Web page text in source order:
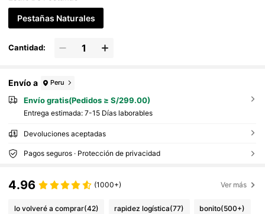
Pestañas Naturales
Cantidad:
Envío a Peru
Envío gratis(Pedidos ≥ S/299.00)
Entrega estimada: 7-15 Días laborables
Devoluciones aceptadas
Pagos seguros · Protección de privacidad
4.96 (1000+) Ver más
lo volveré a comprar(42) rapidez logística(77) bonito(500+)